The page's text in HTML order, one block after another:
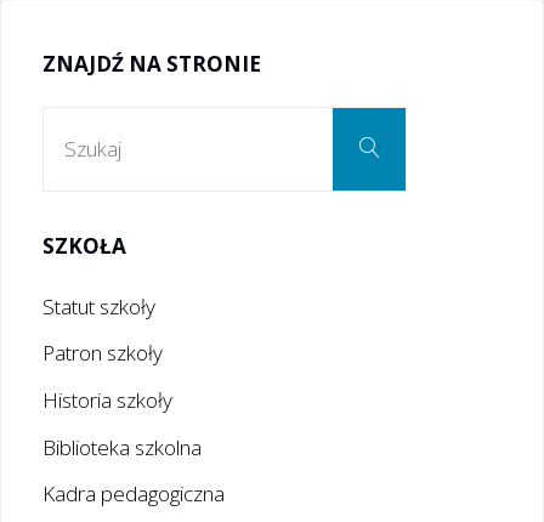
ZNAJDŹ NA STRONIE
Szukaj
SZKOŁA
Statut szkoły
Patron szkoły
Historia szkoły
Biblioteka szkolna
Kadra pedagogiczna